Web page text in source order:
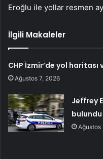
Eroğlu ile yollar resmen
İlgili Makaleler
CHP İzmir’de yol
Ağustos 7, 2026
Jeffrey
bulundu
Ağustos